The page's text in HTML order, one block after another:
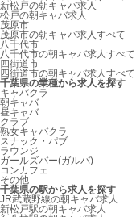
新松戸の朝キャバ求人
松戸の朝キャバ求人
茂原市
茂原市の朝キャバ求人すべて
八千代市
八千代市の朝キャバ求人すべて
四街道市
四街道市の朝キャバ求人すべて
千葉県の業種から求人を探す
キャバクラ
朝キャバ
昼キャバ
クラブ
熟女キャバクラ
スナック・パブ
ラウンジ
ガールズバー(ガルバ)
コンカフェ
その他
千葉県の駅から求人を探す
JR武蔵野線の朝キャバ求人
新松戸駅の朝キャバ求人